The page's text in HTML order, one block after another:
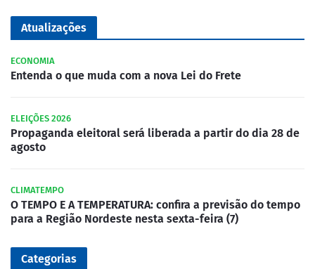
Atualizações
ECONOMIA
Entenda o que muda com a nova Lei do Frete
ELEIÇÕES 2026
Propaganda eleitoral será liberada a partir do dia 28 de
agosto
CLIMATEMPO
O TEMPO E A TEMPERATURA: confira a previsão do tempo
para a Região Nordeste nesta sexta-feira (7)
Categorias